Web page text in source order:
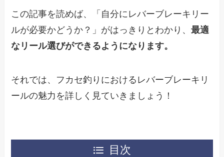
この記事を読めば、「自分にレバーブレーキリー
ルが必要かどうか？」がはっきりとわかり、最適
なリール選びができるようになります。
それでは、フカセ釣りにおけるレバーブレーキリ
ールの魅力を詳しく見ていきましょう！
目次